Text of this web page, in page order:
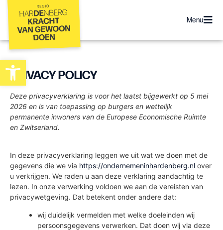
Toolbar openen
Menu
PRIVACY POLICY
Deze privacyverklaring is voor het laatst bijgewerkt op 5 mei
2026 en is van toepassing op burgers en wettelijk
permanente inwoners van de Europese Economische Ruimte
en Zwitserland.
In deze privacyverklaring leggen we uit wat we doen met de
gegevens die we via https://ondernemeninhardenberg.nl over
u verkrijgen. We raden u aan deze verklaring aandachtig te
lezen. In onze verwerking voldoen we aan de vereisten van
privacywetgeving. Dat betekent onder andere dat:
wij duidelijk vermelden met welke doeleinden wij
persoonsgegevens verwerken. Dat doen wij via deze